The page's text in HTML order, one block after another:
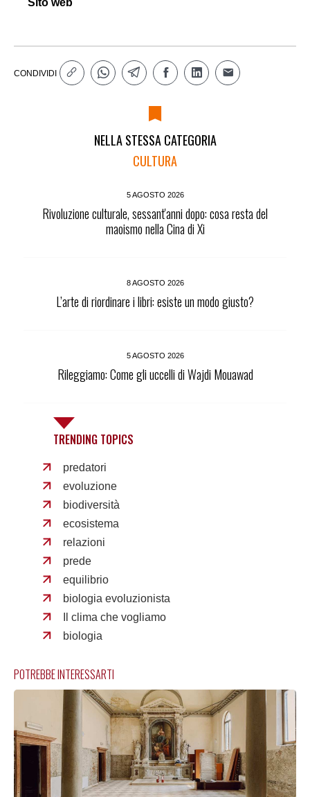
Sito web
CONDIVIDI
NELLA STESSA CATEGORIA
CULTURA
5 AGOSTO 2026
Rivoluzione culturale, sessant'anni dopo: cosa resta del
maoismo nella Cina di Xi
8 AGOSTO 2026
L’arte di riordinare i libri: esiste un modo giusto?
5 AGOSTO 2026
Rileggiamo: Come gli uccelli di Wajdi Mouawad
TRENDING TOPICS
predatori
evoluzione
biodiversità
ecosistema
relazioni
prede
equilibrio
biologia evoluzionista
Il clima che vogliamo
biologia
POTREBBE INTERESSARTI